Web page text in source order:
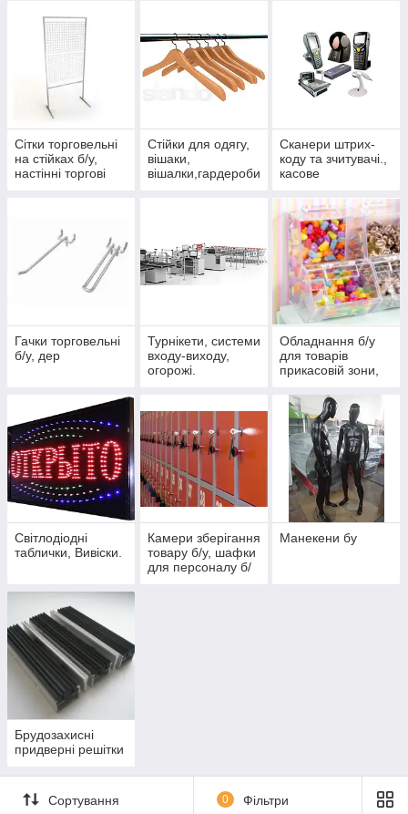
Сітки торговельні
на стійках б/у,
настінні торгові
Стійки для одягу,
вішаки,
вішалки,гардероби
Сканери штрих-
коду та зчитувачі.,
касове
Гачки торговельні
б/у, дер
Турнікети, системи
входу-виходу,
огорожі.
Обладнання б/у
для товарів
прикасовій зони,
конфетница,
скляні вітрини б/у
Світлодіодні
таблички, Вивіски.
Камери зберігання
товару б/у, шафки
для персоналу б/
Манекени бу
Брудозахисні
придверні решітки
Сортування 0 Фільтри